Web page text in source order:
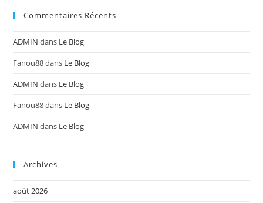
Commentaires Récents
ADMIN dans Le Blog
Fanou88dans Le Blog
ADMIN dans Le Blog
Fanou88dans Le Blog
ADMIN dans Le Blog
Archives
août 2026